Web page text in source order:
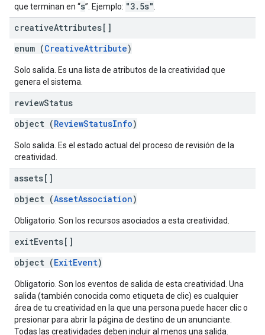
que terminan en “s”. Ejemplo: "3.5s"
creativeAttributes[]
enum (CreativeAttribute)
Solo salida. Es una lista de atributos de la creatividad que
genera el sistema.
reviewStatus
object (ReviewStatusInfo)
Solo salida. Es el estado actual del proceso de revisión de la
creatividad.
assets[]
object (AssetAssociation)
Obligatorio. Son los recursos asociados a esta creatividad.
exitEvents[]
object (ExitEvent)
Obligatorio. Son los eventos de salida de esta creatividad. Una
salida (también conocida como etiqueta de clic) es cualquier
área de tu creatividad en la que una persona puede hacer clic o
presionar para abrir la página de destino de un anunciante.
Todas las creatividades deben incluir al menos una salida.